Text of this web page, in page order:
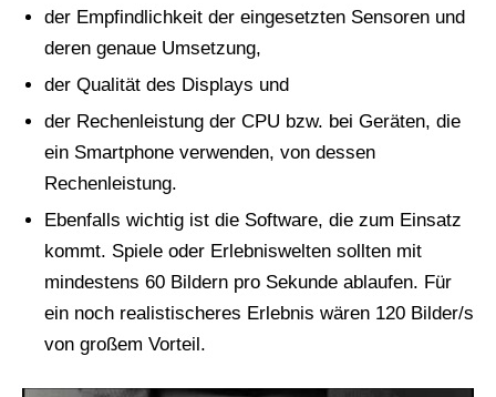
der Empfindlichkeit der eingesetzten Sensoren und
deren genaue Umsetzung,
der Qualität des Displays und
der Rechenleistung der CPU bzw. bei Geräten, die
ein Smartphone verwenden, von dessen
Rechenleistung.
Ebenfalls wichtig ist die Software, die zum Einsatz
kommt. Spiele oder Erlebniswelten sollten mit
mindestens 60 Bildern pro Sekunde ablaufen. Für
ein noch realistischeres Erlebnis wären 120 Bilder/s
von großem Vorteil.